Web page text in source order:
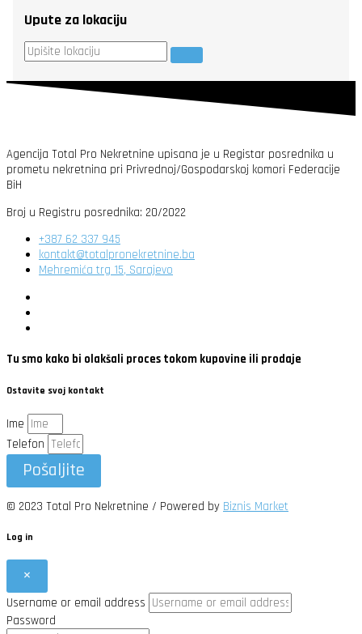
Upute za lokaciju
Agencija Total Pro Nekretnine upisana je u Registar posrednika u
prometu nekretnina pri Privrednoj/Gospodarskoj komori Federacije
BiH
Broj u Registru posrednika: 20/2022
+387 62 337 945
kontakt@totalpronekretnine.ba
Mehremića trg 15, Sarajevo
Tu smo kako bi olakšali proces tokom kupovine ili prodaje
Ostavite svoj kontakt
Ime
Telefon
Pošaljite
© 2023 Total Pro Nekretnine / Powered by Biznis Market
Log in
×
Username or email address
Password